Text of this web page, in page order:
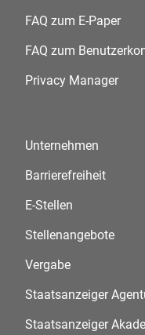
FAQ zum E-Paper
FAQ zum
Privacy Manager
Unternehmen
Barrierefreiheit
E-Stellen
Stellenangebote
Vergabe
Staatsanzeiger
Staatsanzeiger